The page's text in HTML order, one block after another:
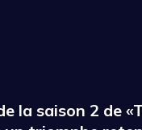
la saison 2 de